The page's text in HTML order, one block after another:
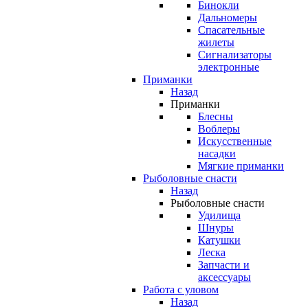
Бинокли
Дальномеры
Спасательные
жилеты
Сигнализаторы
электронные
Приманки
Назад
Приманки
Блесны
Воблеры
Искусственные
насадки
Мягкие приманки
Рыболовные снасти
Назад
Рыболовные снасти
Удилища
Шнуры
Катушки
Леска
Запчасти и
аксессуары
Работа с уловом
Назад